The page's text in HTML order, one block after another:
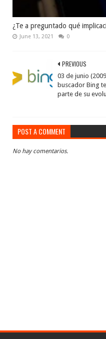
¿Te a preguntado qué
June 13, 2021 0
PREVIOUS
03 de junio
buscador Bing
parte de su
POST A COMMENT
No hay comentarios.